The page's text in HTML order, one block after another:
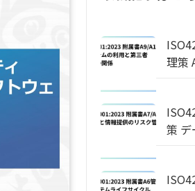
理策
策